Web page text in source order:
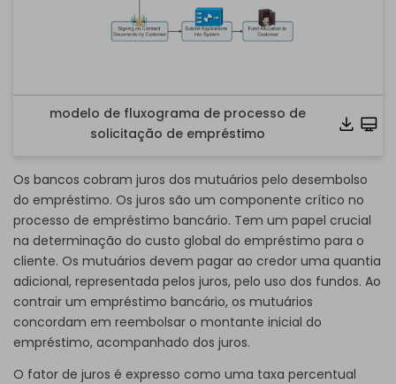
EdrawMax
para ser aberto.
EdrawMax
, pode baixá-lo gratuitamente
através do link abaixo.
Também é possível
testar gratuitamente o EdrawMax Online
clicando no
link abaixo.
modelo de fluxograma de processo de
solicitação de empréstimo
Os bancos cobram juros dos mutuários pelo desembolso
do empréstimo. Os juros são um componente crítico no
processo de empréstimo bancário. Tem um papel crucial
na determinação do custo global do empréstimo para o
cliente. Os mutuários devem pagar ao credor uma quantia
adicional, representada pelos juros, pelo uso dos fundos. Ao
contrair um empréstimo bancário, os mutuários
concordam em reembolsar o montante inicial do
empréstimo, acompanhado dos juros.
O fator de juros é expresso como uma taxa percentual